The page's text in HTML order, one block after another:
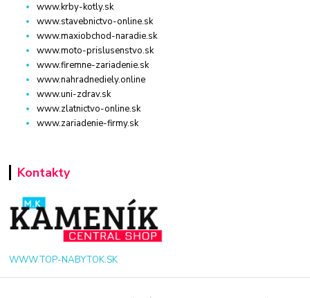
www.krby-kotly.sk
www.stavebnictvo-online.sk
www.maxiobchod-naradie.sk
www.moto-prislusenstvo.sk
www.firemne-zariadenie.sk
www.nahradnediely.online
www.uni-zdrav.sk
www.zlatnictvo-online.sk
www.zariadenie-firmy.sk
Kontakty
WWW.TOP-NABYTOK.SK